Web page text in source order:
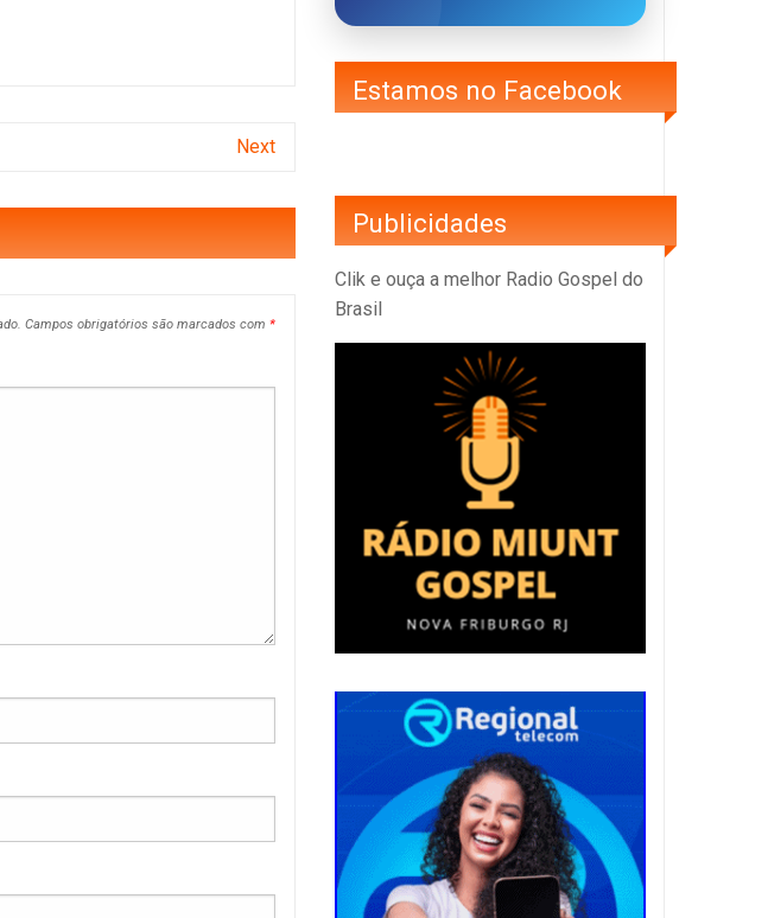
Next
Campos obrigatórios são marcados com *
Estamos no Facebook
Publicidades
Clik e ouça a melhor Radio Gospel do
Brasil